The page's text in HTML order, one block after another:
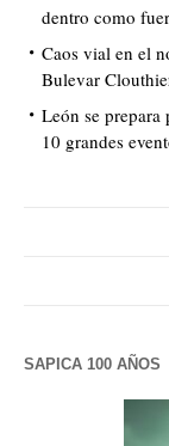
dentro como
Caos vial en el
Bulevar
León se prepara
10 grandes
SAPICA 100 AÑOS